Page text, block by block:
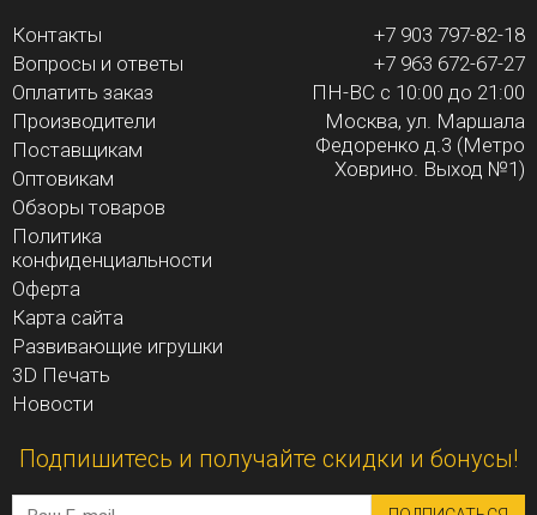
Контакты
Вопросы и ответы
Оплатить заказ
Производители
Поставщикам
Оптовикам
Обзоры товаров
Политика
конфиденциальности
Оферта
Карта сайта
Развивающие игрушки
3D Печать
Новости
+7 903 797-82-18
+7 963 672-67-27
ПН-ВС с 10:00 до 21:00
Москва, ул. Маршала
Федоренко д.3 (Метро
Ховрино. Выход №1)
Подпишитесь и получайте скидки и бонусы!